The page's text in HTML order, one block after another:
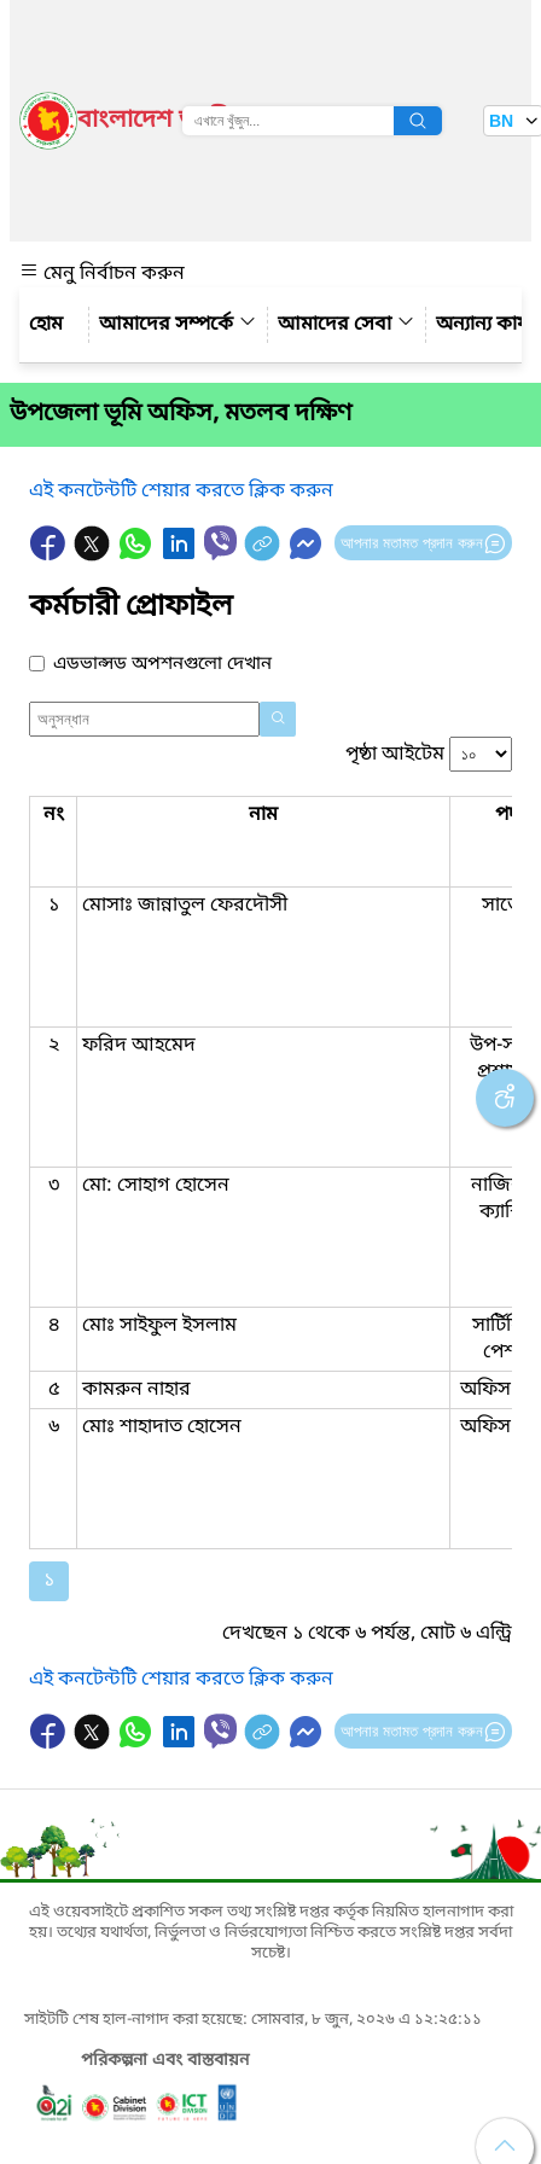
বাংলাদেশ জাতীয় তথ্য বাতায়ন BN
মেনু নির্বাচন করুন
আমাদের সম্পর্কে
আমাদের সেবা অন্যান্য
উপজেলা ভূমি অফিস, মতলব দক্ষিণ
এই কনটেন্টটি শেয়ার করতে ক্লিক করুন
আপনার মতামত প্রদান করুন
কর্মচারী প্রোফাইল
এডভান্সড অপশনগুলো দেখান
পৃষ্ঠা আইটেম
নং নাম পদবি
১ মোসাঃ জান্নাতুল ফেরদৌসী
২ ফরিদ আহমেদ
উপ-
৩ মো: সোহাগ হোসেন
নাজির
৪ মোঃ সাইফুল ইসলাম
৫
কামরুন নাহার
অফিস
৬
মোঃ শাহাদাত হোসেন অফিস
১
দেখছেন ১ থেকে ৬ পর্যন্ত, মোট ৬ এন্ট্রি
এই কনটেন্টটি শেয়ার করতে ক্লিক করুন
আপনার মতামত প্রদান করুন
এই ওয়েবসাইটে প্রকাশিত সকল তথ্য সংশ্লিষ্ট দপ্তর কর্তৃক নিয়মিত হালনাগাদ করা
হয়। তথ্যের যথার্থতা, নির্ভুলতা ও নির্ভরযোগ্যতা নিশ্চিত করতে সংশ্লিষ্ট দপ্তর সর্বদা
সচেষ্ট।
সাইটটি শেষ হাল-নাগাদ করা হয়েছে: সোমবার, ৮ জুন, ২০২৬ এ ১২:২৫:১১
পরিকল্পনা এবং বাস্তবায়ন